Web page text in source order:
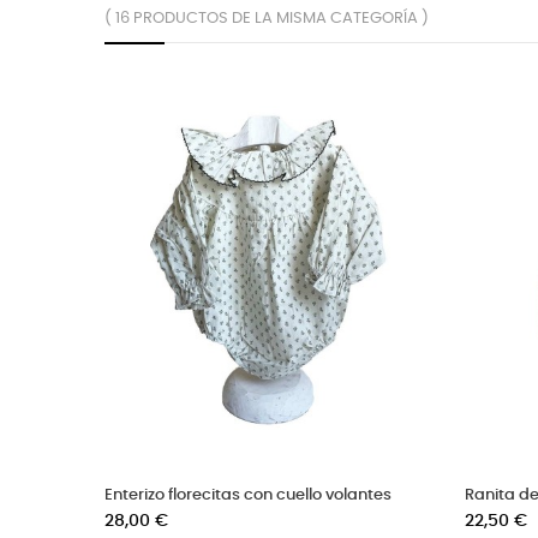
( 16 PRODUCTOS DE LA MISMA CATEGORÍA )
Ranita de algodón vichy menta
Precio
22,50 €
Ranita
Precio
18,50 €